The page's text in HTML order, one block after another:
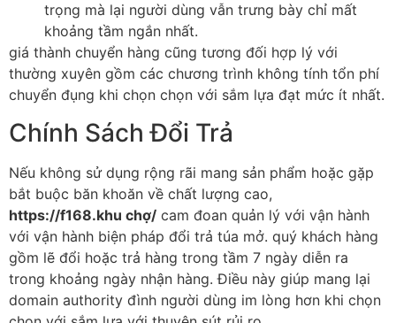
trọng mà lại người dùng vẫn trưng bày chỉ mất
khoảng tầm ngắn nhất.
giá thành chuyển hàng cũng tương đối hợp lý với
thường xuyên gồm các chương trình không tính tổn phí
chuyển đụng khi chọn chọn với sắm lựa đạt mức ít nhất.
Chính Sách Đổi Trả
Nếu không sử dụng rộng rãi mang sản phẩm hoặc gặp
bắt buộc băn khoăn về chất lượng cao,
https://f168.khu chợ/ cam đoan quản lý với vận hành
với vận hành biện pháp đổi trả túa mở. quý khách hàng
gồm lẽ đổi hoặc trả hàng trong tầm 7 ngày diễn ra
trong khoảng ngày nhận hàng. Điều này giúp mang lại
domain authority đình người dùng im lòng hơn khi chọn